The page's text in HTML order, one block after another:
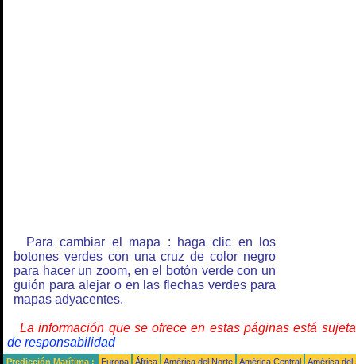
Para cambiar el mapa : haga clic en los
botones verdes con una cruz de color negro
para hacer un zoom, en el botón verde con un
guión para alejar o en las flechas verdes para
mapas adyacentes.
La información que se ofrece en estas páginas está
de responsabilidad
Predicción Marítima : Europa África América del Norte América Central
América del